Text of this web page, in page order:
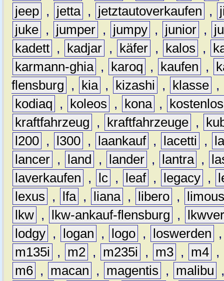
jeep , jetta , jetztautoverkaufen ,
juke , jumper , jumpy , junior ,
kadett , kadjar , käfer , kalos ,
karmann-ghia , karoq , kaufen ,
flensburg
, kia , kizashi , klasse ,
kodiaq
, koleos , kona ,
kostenlos
kraftfahrzeug
, kraftfahrzeuge ,
l200 , l300 , laankauf , lacetti ,
lancer , land , lander , lantra ,
laverkaufen
, lc , leaf , legacy ,
lexus
, lfa , liana , libero ,
lkw , lkw-ankauf-flensburg ,
lodgy , logan , logo , loswerden
m135i
, m2 , m235i , m3 , m4 ,
m6 , macan , magentis , malibu